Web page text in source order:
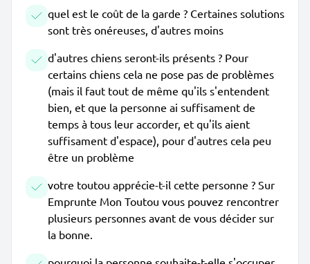
quel est le coût de la garde ? Certaines solutions
sont très onéreuses, d'autres moins
d'autres chiens seront-ils présents ? Pour
certains chiens cela ne pose pas de problèmes
(mais il faut tout de même qu'ils s'entendent
bien, et que la personne ai suffisament de
temps à tous leur accorder, et qu'ils aient
suffisament d'espace), pour d'autres cela peu
être un problème
votre toutou apprécie-t-il cette personne ? Sur
Emprunte Mon Toutou vous pouvez rencontrer
plusieurs personnes avant de vous décider sur
la bonne.